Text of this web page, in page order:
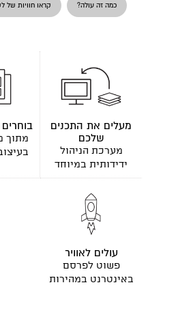
כמה זה עולה? קראו חוויות של
מעלים את התכנים
שלכם
מערכת הניהול
ידידותית במיוחד
מתוך
עולים לאוויר
פשוט לפרסם
באינטרנט במהירות